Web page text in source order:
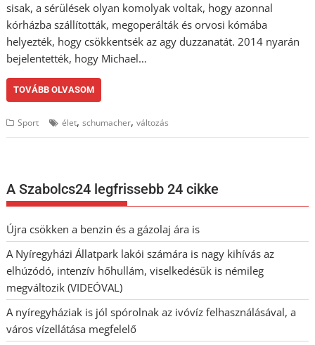
sisak, a sérülések olyan komolyak voltak, hogy azonnal
kórházba szállították, megoperálták és orvosi kómába
helyezték, hogy csökkentsék az agy duzzanatát. 2014 nyarán
bejelentették, hogy Michael…
TOVÁBB OLVASOM
Sport élet,schumacher,változás
A Szabolcs24 legfrissebb 24 cikke
Újra csökken a benzin és a gázolaj ára is
A Nyíregyházi Állatpark lakói számára is nagy kihívás az
elhúzódó, intenzív hőhullám, viselkedésük is némileg
megváltozik (VIDEÓVAL)
A nyíregyháziak is jól spórolnak az ivóvíz felhasználásával, a
város vízellátása megfelelő